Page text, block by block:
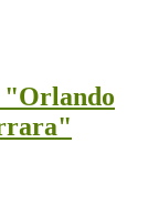
"Orlando